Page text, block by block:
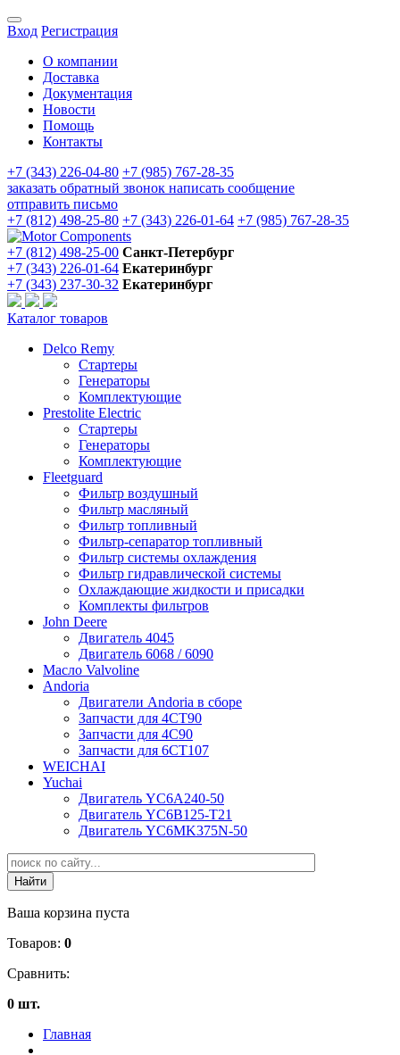
Вход Регистрация
О компании
Доставка
Документация
Новости
Помощь
Контакты
+7 (343) 226-04-80 +7 (985) 767-28-35
заказать обратный звонок написать сообщение
отправить письмо
+7 (812) 498-25-80 +7 (343) 226-01-64 +7 (985) 767-28-35
+7 (812) 498-25-00 Санкт-Петербург
+7 (343) 226-01-64 Екатеринбург
+7 (343) 237-30-32 Екатеринбург
Каталог товаров
Delco Remy
Стартеры
Генераторы
Комплектующие
Prestolite Electric
Стартеры
Генераторы
Комплектующие
Fleetguard
Фильтр воздушный
Фильтр масляный
Фильтр топливный
Фильтр-сепаратор топливный
Фильтр системы охлаждения
Фильтр гидравлической системы
Охлаждающие жидкости и присадки
Комплекты фильтров
John Deere
Двигатель 4045
Двигатель 6068 / 6090
Масло Valvoline
Andoria
Двигатели Andoria в сборе
Запчасти для 4CT90
Запчасти для 4С90
Запчасти для 6CT107
WEICHAI
Yuchai
Двигатель YC6A240-50
Двигатель YC6B125-T21
Двигатель YC6MK375N-50
Ваша корзина пуста
Товаров: 0
Сравнить:
0 шт.
Главная